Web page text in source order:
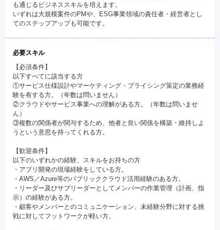
も通じるビジネススキルを培えます。
いずれは大規模案件のPMや、ESG事業領域の責任者・経営者とし
てのステップアップも可能です。
必要スキル
【必須条件】
以下すべてに該当する方
①サービス仕様設計やマーケティング・プライシング策定の業務経
験を有する方。（年数は問いません）
②クラウドやサービス事業への理解がある方。（年数は問いませ
ん）
③複数の関係者が関与するため、他者と良い関係を構築・維持しよ
うという意思を持ってくれる方。
【歓迎条件】
以下のいずれかの経験、スキルをお持ちの方
・アプリ開発の現場経験をしている方。
・AWS／Azure等のパブリッククラウド活用経験のある方。
・リーダー及びサブリーダーとしてメンバーの作業管理（計画、指
示）の経験がある方。
・顧客やメンバーとのコミュニケーション、未経験分野に対する挑
戦に対してフットワークが軽い方。